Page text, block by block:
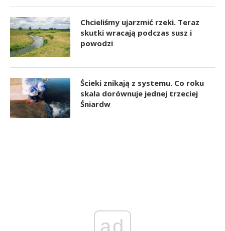
Chcieliśmy ujarzmić rzeki. Teraz
skutki wracają podczas susz i
powodzi
Ścieki znikają z systemu. Co roku
skala dorównuje jednej trzeciej
Śniardw
ad